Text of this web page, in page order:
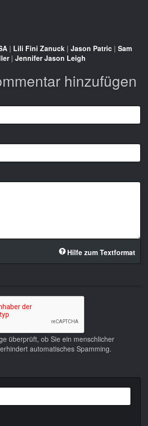
| Lili Fini Zanuck | Jason Patric | Sam
| Jennifer Jason Leigh
hinzufügen
Hilfe zum Textformat
überprüft, ob Sie ein menschlicher
automatisches Spamming.